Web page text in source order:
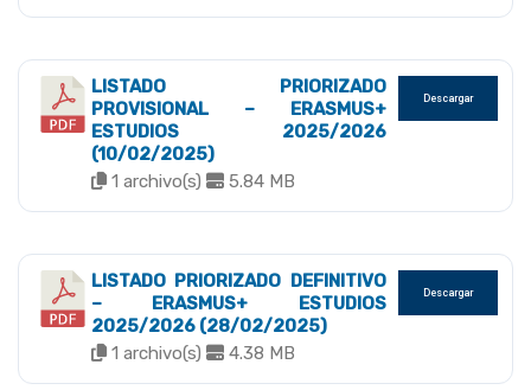
LISTADO PRIORIZADO
PROVISIONAL – ERASMUS+
ESTUDIOS 2025/2026
(10/02/2025)
1 archivo(s)
5.84 MB
Descargar
LISTADO PRIORIZADO DEFINITIVO
– ERASMUS+ ESTUDIOS
2025/2026 (28/02/2025)
1 archivo(s)
4.38 MB
Descargar